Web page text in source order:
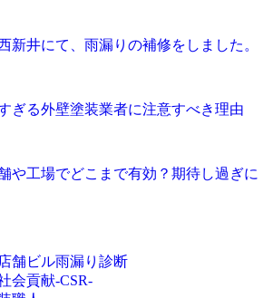
新井にて、雨漏りの補修をしました。
ぎる外壁塗装業者に注意すべき理由
や工場でどこまで有効？期待し過ぎに
舗ビル雨漏り診断
会貢献-CSR-